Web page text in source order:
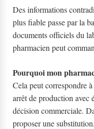
Des informations
plus fiable passe par la
documents officiels du
pharmacien peut
Pourquoi mon
Cela peut correspondre
arrêt de production avec
décision commerciale.
proposer une substitution.